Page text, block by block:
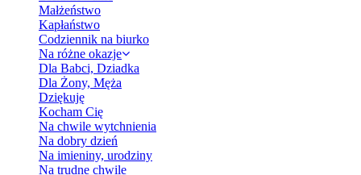
Małżeństwo
Kapłaństwo
Codziennik na biurko
Na różne okazje
Dla Babci, Dziadka
Dla Żony, Męża
Dziękuję
Kocham Cię
Na chwile wytchnienia
Na dobry dzień
Na imieniny, urodziny
Na trudne chwile